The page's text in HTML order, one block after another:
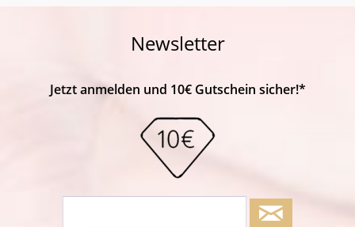
Newsletter
Jetzt anmelden und 10€ Gutschein sicher!*